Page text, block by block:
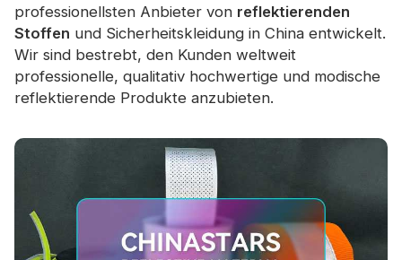
professionellsten Anbieter von reflektierenden
Stoffen und Sicherheitskleidung in China entwickelt.
Wir sind bestrebt, den Kunden weltweit
professionelle, qualitativ hochwertige und modische
reflektierende Produkte anzubieten.